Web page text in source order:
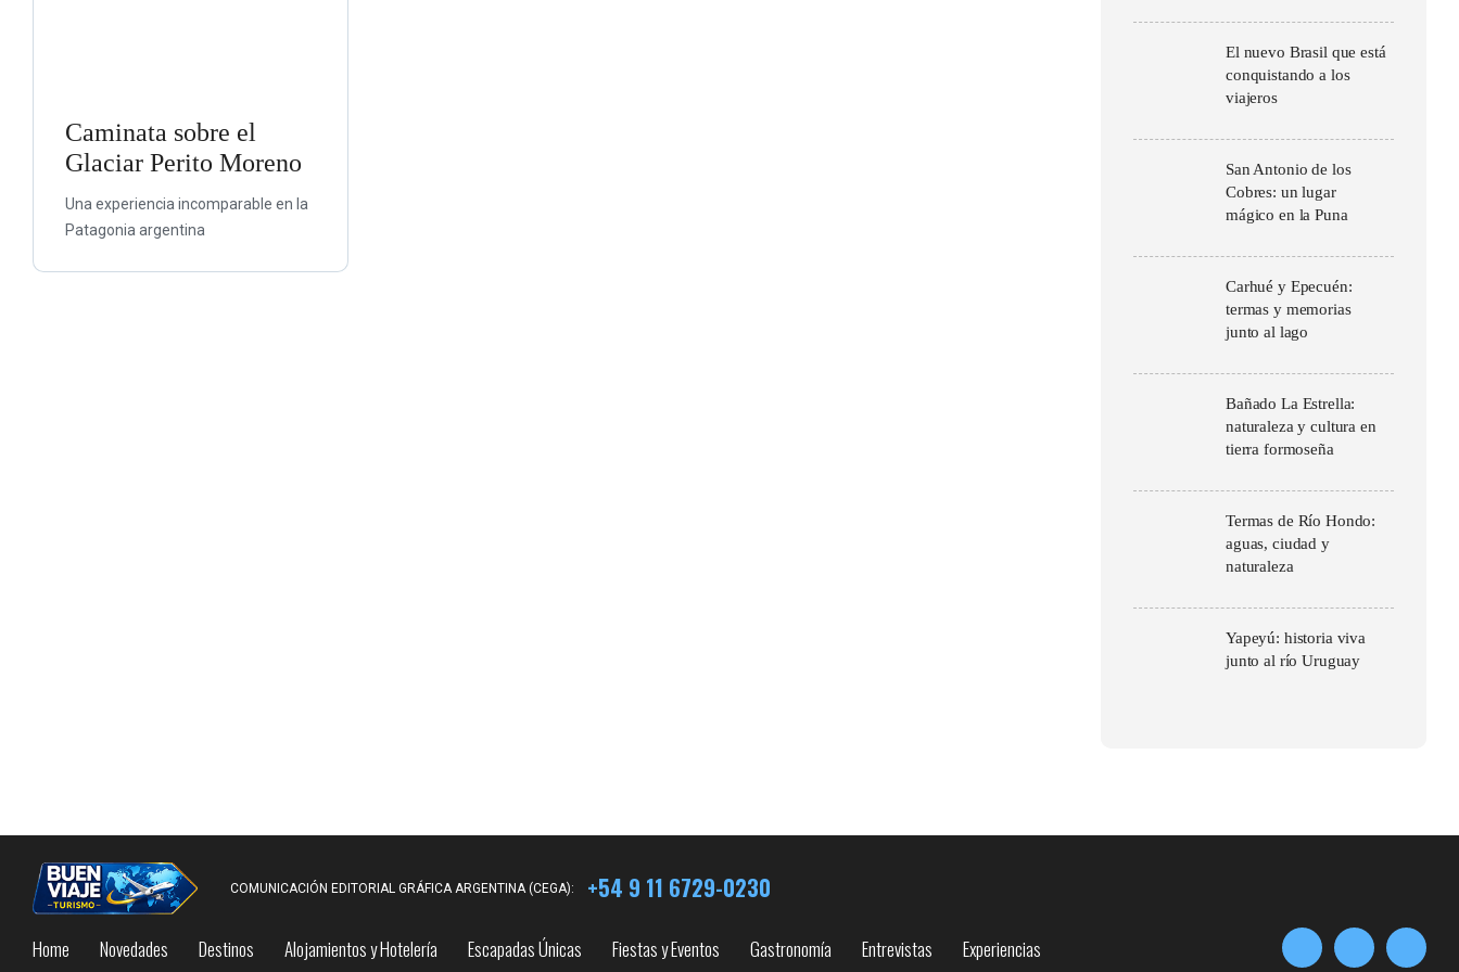
Caminata sobre el
Glaciar Perito Moreno
Una experiencia incomparable en la
Patagonia argentina
El nuevo Brasil que está
conquistando a los
viajeros
San Antonio de los
Cobres: un lugar
mágico en la Puna
Carhué y Epecuén:
termas y memorias
junto al lago
Bañado La Estrella:
naturaleza y cultura en
tierra formoseña
Termas de Río Hondo:
aguas, ciudad y
naturaleza
Yapeyú: historia viva
junto al río Uruguay
COMUNICACIÓN EDITORIAL GRÁFICA ARGENTINA (CEGA): +54 9 11 6729-0230
Home Novedades Destinos Alojamientos y Hotelería Escapadas Únicas Fiestas y Eventos Gastronomía Entrevistas Experiencias